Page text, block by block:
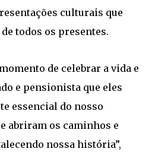
culturais que
todos os presentes.
de celebrar a vida e
e pensionista que eles
essencial do nosso
abriram os caminhos e
nossa história”,